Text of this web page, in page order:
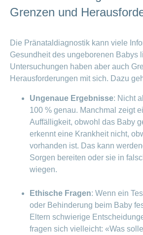
invasive Tests durchgeführt
um eine definitive
Trisomie 21) beim Baby zu
oder wenn in der Familie
erbliche Krankheit bekannt
Untersuchung kann ab der
Schwangerschaftswoche
Bei der Untersuchung führt
oder die Ärztin eine dünne
durch die Bauchwand in
(Mutterkuchen). Dort
Fachperson Zellen, die das
Erbgut wie das Baby haben.
genetische Krankheit hat.
Die Fruchtwasserpunktion
Die Untersuchung wird
15.
gemacht, wenn ein
Verdacht auf eine
sich, wenn das
Screening auffällig war.
Bei der
entnimmt eine Ärztin oder
Fruchtwasser aus der
Dafür wird eine dünne Nadel
eingeführt und circa 10 bis
Fruchtwasser abgesaugt.
eines Ultraschalls prüft die
Fachperson während des
Grenzen und
Die Pränataldiagnostik kann viele
Gesundheit des ungeborenen Babys
Untersuchungen haben aber auch
Herausforderungen mit sich. Dazu
Ungenaue Ergebnisse: Nicht
100 % genau. Manchmal zeigt
Auffälligkeit, obwohl das Baby
erkennt eine Krankheit nicht,
vorhanden ist. Das kann
Sorgen bereiten oder sie in
wiegen.
Ethische Fragen: Wenn ein
oder Behinderung beim Baby
Eltern schwierige
fragen sich vielleicht: «Was